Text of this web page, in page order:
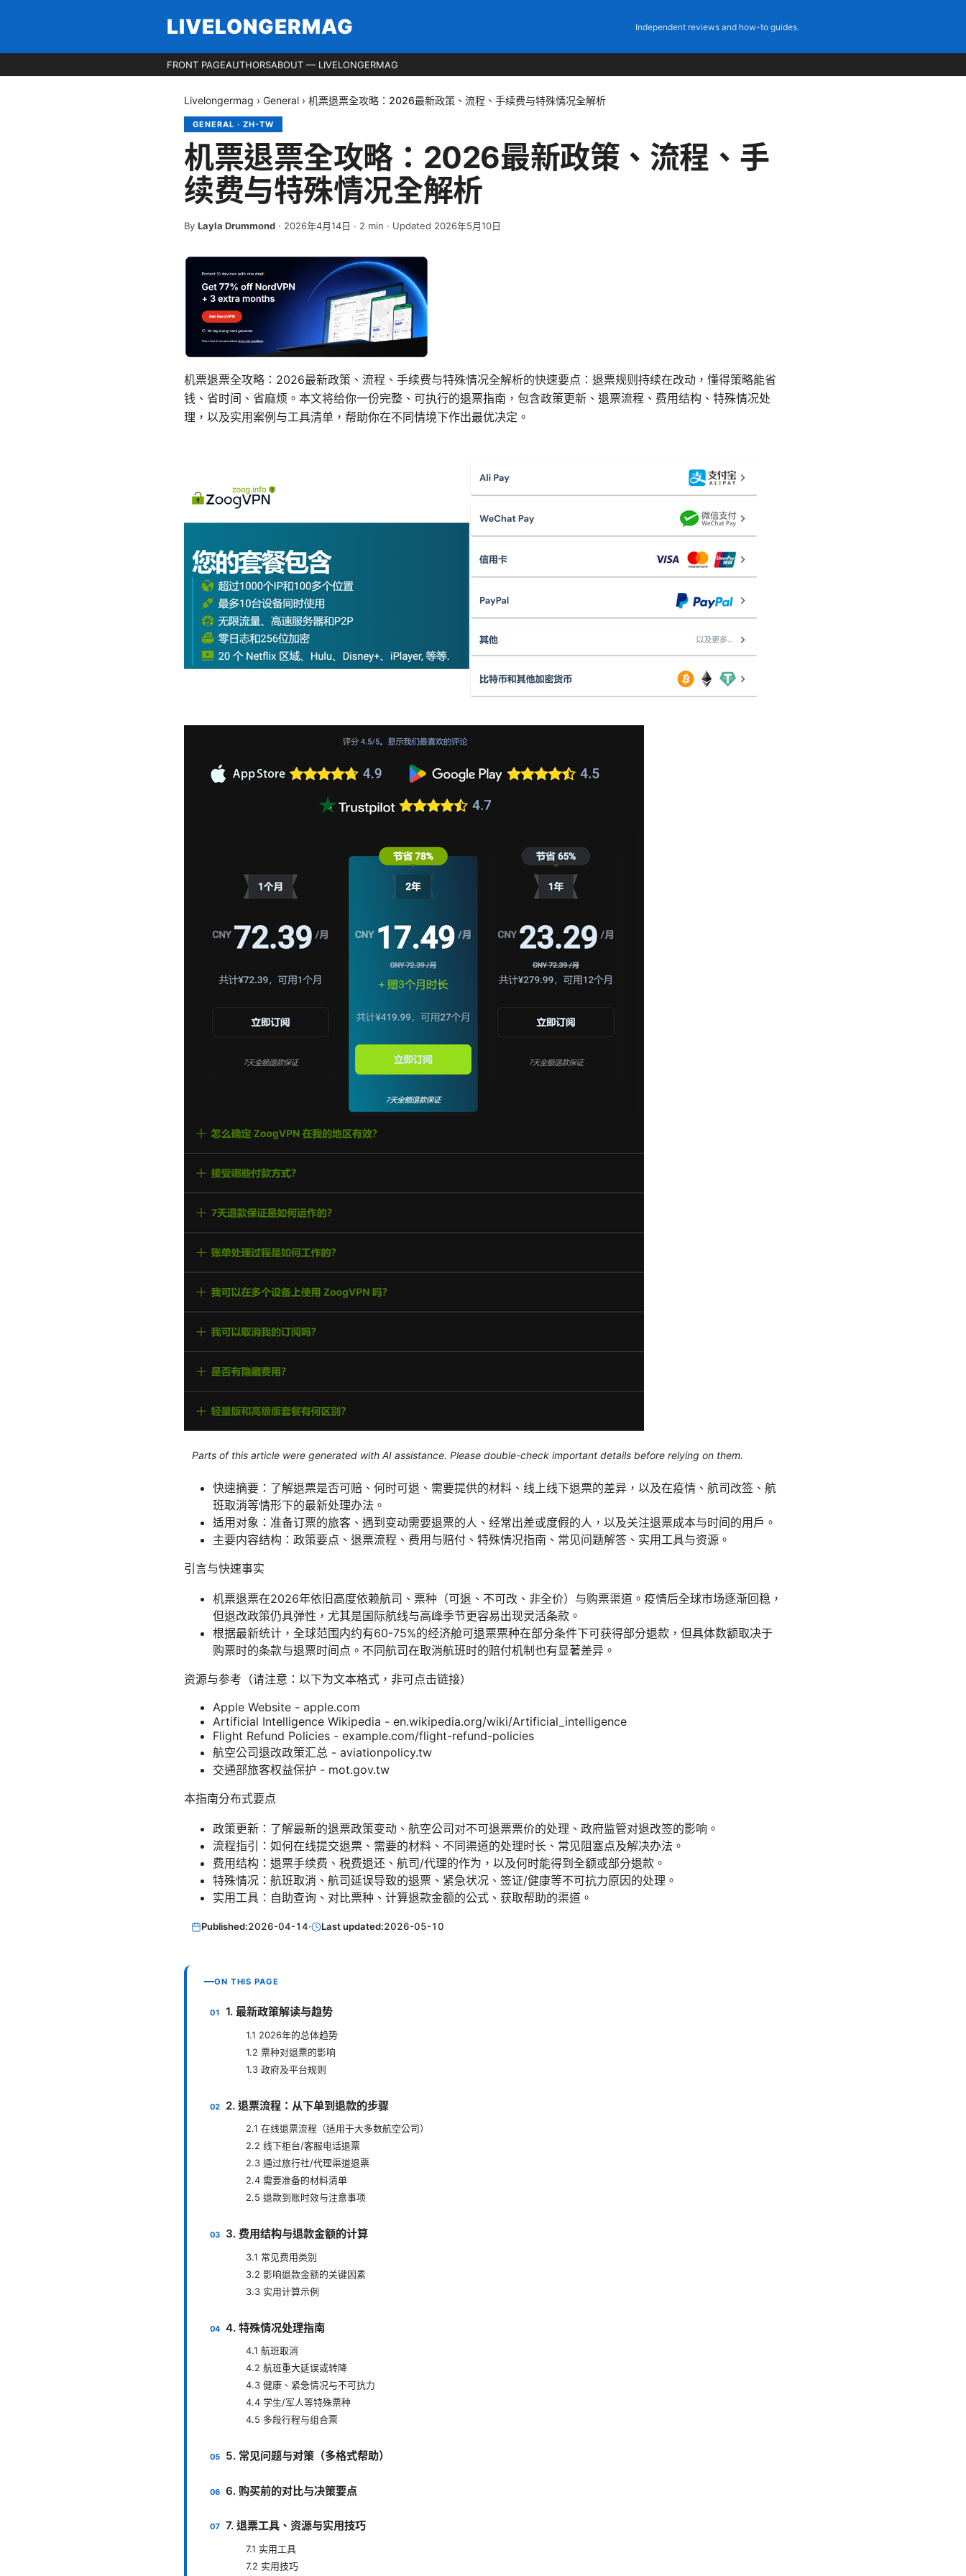
LIVELONGERMAG Independent reviews and how-to guides.
FRONT PAGEAUTHORSABOUT — LIVELONGERMAG
Livelongermag › General › 机票退票全攻略：2026最新政策、流程、手续费与特殊情况全解析
GENERAL · ZH-TW
机票退票全攻略：2026最新政策、流程、手
续费与特殊情况全解析
By Layla Drummond · 2026年4月14日 · 2 min · Updated 2026年5月10日
机票退票全攻略：2026最新政策、流程、手续费与特殊情况全解析的快速要点：退票规则持续在改动，懂得策略能省
钱、省时间、省麻烦。本文将给你一份完整、可执行的退票指南，包含政策更新、退票流程、费用结构、特殊情况处
理，以及实用案例与工具清单，帮助你在不同情境下作出最优决定。
Parts of this article were generated with AI assistance. Please double-check important details before relying on them.
快速摘要：了解退票是否可赔、何时可退、需要提供的材料、线上线下退票的差异，以及在疫情、航司改签、航
班取消等情形下的最新处理办法。
适用对象：准备订票的旅客、遇到变动需要退票的人、经常出差或度假的人，以及关注退票成本与时间的用户。
主要内容结构：政策要点、退票流程、费用与赔付、特殊情况指南、常见问题解答、实用工具与资源。
引言与快速事实
机票退票在2026年依旧高度依赖航司、票种（可退、不可改、非全价）与购票渠道。疫情后全球市场逐渐回稳，
但退改政策仍具弹性，尤其是国际航线与高峰季节更容易出现灵活条款。
根据最新统计，全球范围内约有60-75%的经济舱可退票票种在部分条件下可获得部分退款，但具体数额取决于
购票时的条款与退票时间点。不同航司在取消航班时的赔付机制也有显著差异。
资源与参考（请注意：以下为文本格式，非可点击链接）
Apple Website - apple.com
Artificial Intelligence Wikipedia - en.wikipedia.org/wiki/Artificial_intelligence
Flight Refund Policies - example.com/flight-refund-policies
航空公司退改政策汇总 - aviationpolicy.tw
交通部旅客权益保护 - mot.gov.tw
本指南分布式要点
政策更新：了解最新的退票政策变动、航空公司对不可退票票价的处理、政府监管对退改签的影响。
流程指引：如何在线提交退票、需要的材料、不同渠道的处理时长、常见阻塞点及解决办法。
费用结构：退票手续费、税费退还、航司/代理的作为，以及何时能得到全额或部分退款。
特殊情况：航班取消、航司延误导致的退票、紧急状况、签证/健康等不可抗力原因的处理。
实用工具：自助查询、对比票种、计算退款金额的公式、获取帮助的渠道。
Published:2026-04-14· Last updated:2026-05-10
ON THIS PAGE
1. 最新政策解读与趋势
1.1 2026年的总体趋势
1.2 票种对退票的影响
1.3 政府及平台规则
2. 退票流程：从下单到退款的步骤
2.1 在线退票流程（适用于大多数航空公司）
2.2 线下柜台/客服电话退票
2.3 通过旅行社/代理渠道退票
2.4 需要准备的材料清单
2.5 退款到账时效与注意事项
3. 费用结构与退款金额的计算
3.1 常见费用类别
3.2 影响退款金额的关键因素
3.3 实用计算示例
4. 特殊情况处理指南
4.1 航班取消
4.2 航班重大延误或转降
4.3 健康、紧急情况与不可抗力
4.4 学生/军人等特殊票种
4.5 多段行程与组合票
5. 常见问题与对策（多格式帮助）
6. 购买前的对比与决策要点
7. 退票工具、资源与实用技巧
7.1 实用工具
7.2 实用技巧